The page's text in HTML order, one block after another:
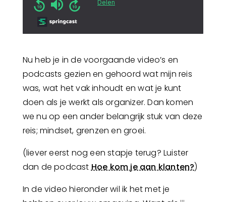
Nu heb je in de voorgaande video’s en
podcasts gezien en gehoord wat mijn reis
was, wat het vak inhoudt en wat je kunt
doen als je werkt als organizer. Dan komen
we nu op een ander belangrijk stuk van deze
reis; mindset, grenzen en groei.
(liever eerst nog een stapje terug? Luister
dan de podcast Hoe kom je aan klanten?)
In de video hieronder wil ik het met je